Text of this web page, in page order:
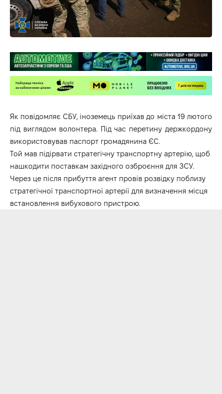
Як повідомляє СБУ, іноземець приїхав до міста 19 лютого
під виглядом волонтера. Під час перетину держкордону
використовував паспорт громадянина ЄС.
Той мав підірвати стратегічну транспортну артерію, щоб
нашкодити поставкам західного озброєння для ЗСУ.
Через це після прибуття агент провів розвідку поблизу
стратегічної транспортної артерії для визначення місця
встановлення вибухового пристрою.